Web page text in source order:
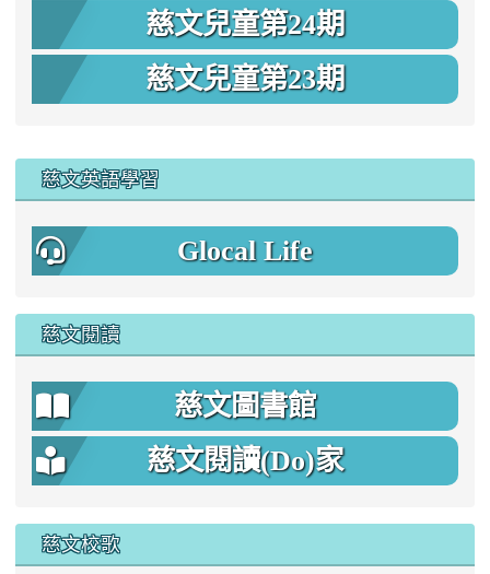
慈文兒童第24期
慈文兒童第23期
慈文英語學習
Glocal Life
慈文閱讀
慈文圖書館
慈文閱讀(Do)家
慈文校歌